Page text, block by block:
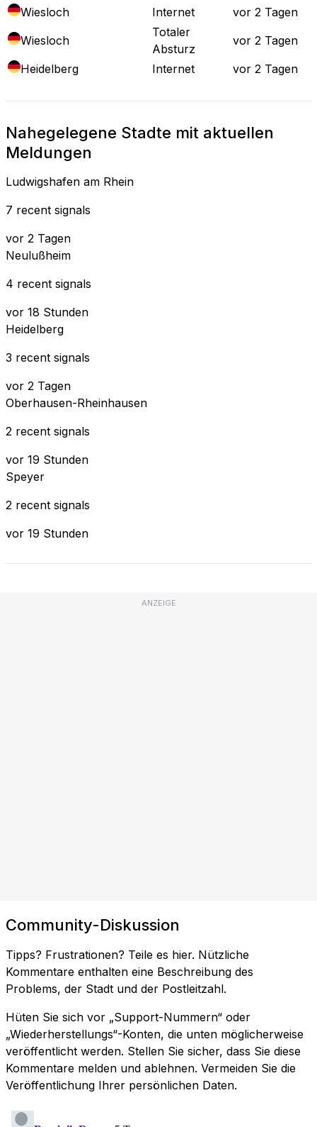
Wiesloch
Internet
vor 2 Tagen
Wiesloch
Totaler
Absturz
vor 2 Tagen
Heidelberg
Internet vor 2 Tagen
Nahegelegene Stadte mit aktuellen
Meldungen
Ludwigshafen am Rhein
7 recent signals
vor 2 Tagen
Neulußheim
4 recent signals
vor 18 Stunden
Heidelberg
3 recent signals
vor 2 Tagen
Oberhausen-Rheinhausen
2 recent signals
vor 19 Stunden
Speyer
2 recent signals
vor 19 Stunden
ANZEIGE
Community-Diskussion
Tipps? Frustrationen? Teile es hier. Nützliche
Kommentare enthalten eine Beschreibung des
Problems, der Stadt und der Postleitzahl.
Hüten Sie sich vor „Support-Nummern“ oder
„Wiederherstellungs“-Konten, die unten möglicherweise
veröffentlicht werden. Stellen Sie sicher, dass Sie diese
Kommentare melden und ablehnen. Vermeiden Sie die
Veröffentlichung Ihrer persönlichen Daten.